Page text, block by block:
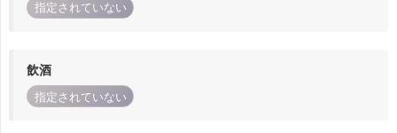
指定されていない
飲酒
指定されていない